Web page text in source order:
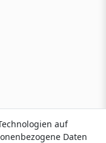
auf
Daten
auf
Daten